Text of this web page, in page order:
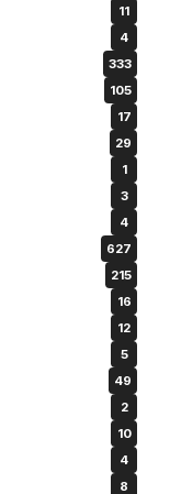
11
4
333
105
17
29
1
3
4
627
215
16
12
5
49
2
10
4
8